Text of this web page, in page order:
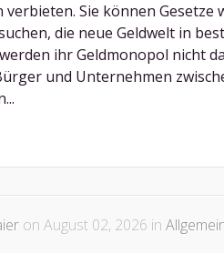
Sie können Gesetze
die neue Geldwelt in
ihr Geldmonopol nicht
und Unternehmen
on August 02, 2026 in